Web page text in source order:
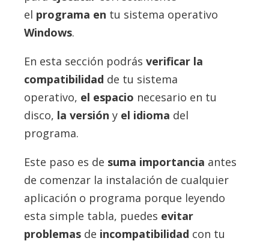
el programa en tu sistema operativo
Windows.
En esta sección podrás verificar la
compatibilidad de tu sistema
operativo, el espacio necesario en tu
disco, la versión y el idioma del
programa.
Este paso es de suma importancia antes
de comenzar la instalación de cualquier
aplicación o programa porque leyendo
esta simple tabla, puedes evitar
problemas de incompatibilidad con tu